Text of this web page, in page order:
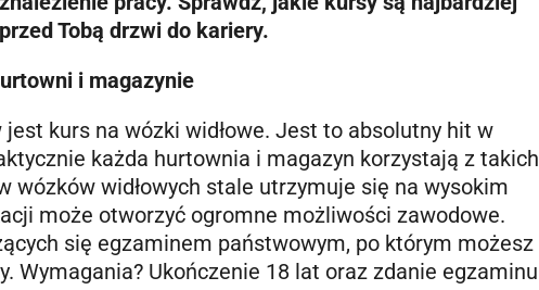
Tobą drzwi do kariery.
i magazynie
kurs na wózki widłowe. Jest to absolutny hit w
każda hurtownia i magazyn korzystają z takich
wózków widłowych stale utrzymuje się na wysokim
może otworzyć ogromne możliwości zawodowe.
się egzaminem państwowym, po którym możesz
Wymagania? Ukończenie 18 lat oraz zdanie egzaminu